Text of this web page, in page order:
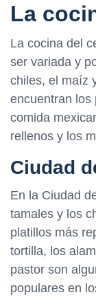
La
La cocina del
ser variada y
chiles, el maíz
encuentran los
comida
rellenos y los
Ciudad
En la Ciudad
tamales y los
platillos más
tortilla, los
pastor son
populares en